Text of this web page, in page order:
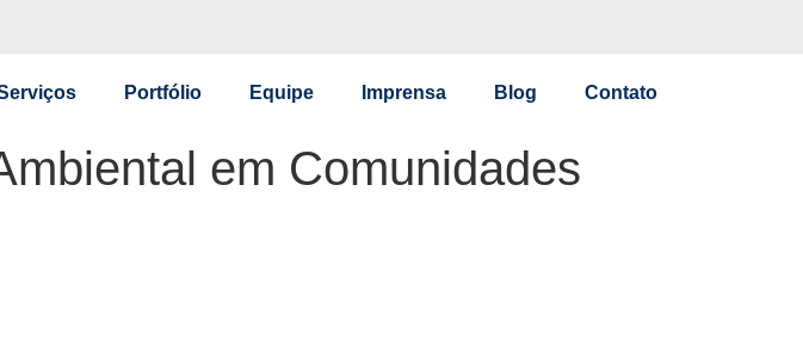
Portfólio Equipe Imprensa Blog Contato
em Comunidades